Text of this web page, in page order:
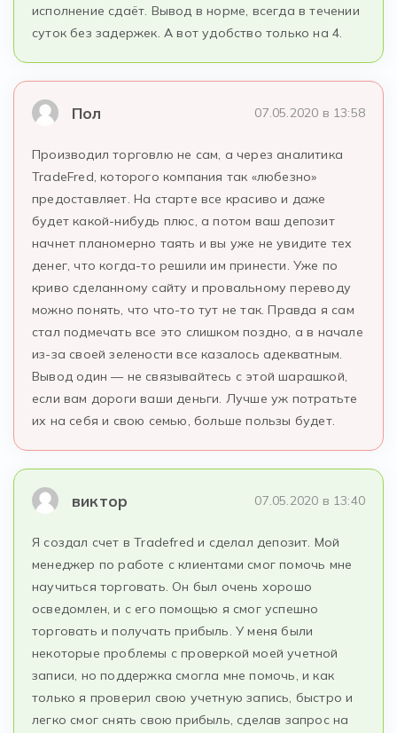
исполнение сдаёт. Вывод в норме, всегда в течении
суток без задержек. А вот удобство только на 4.
Пол 07.05.2020 в 13:58
Производил торговлю не сам, а через аналитика
TradeFred, которого компания так «любезно»
предоставляет. На старте все красиво и даже
будет какой-нибудь плюс, а потом ваш депозит
начнет планомерно таять и вы уже не увидите тех
денег, что когда-то решили им принести. Уже по
криво сделанному сайту и провальному переводу
можно понять, что что-то тут не так. Правда я сам
стал подмечать все это слишком поздно, а в начале
из-за своей зелености все казалось адекватным.
Вывод один — не связывайтесь с этой шарашкой,
если вам дороги ваши деньги. Лучше уж потратьте
их на себя и свою семью, больше пользы будет.
виктор 07.05.2020 в 13:40
Я создал счет в Tradefred и сделал депозит. Мой
менеджер по работе с клиентами смог помочь мне
научиться торговать. Он был очень хорошо
осведомлен, и с его помощью я смог успешно
торговать и получать прибыль. У меня были
некоторые проблемы с проверкой моей учетной
записи, но поддержка смогла мне помочь, и как
только я проверил свою учетную запись, быстро и
легко смог снять свою прибыль, сделав запрос на